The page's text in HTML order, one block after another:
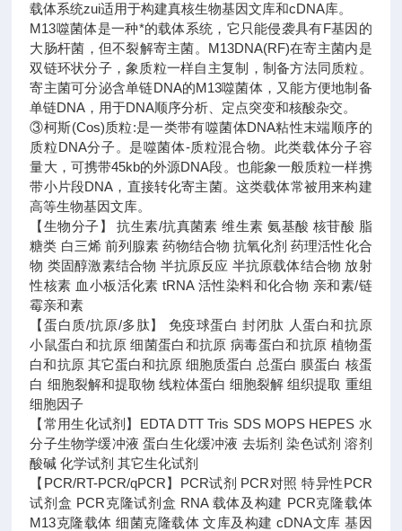
载体系统zui适用于构建真核生物基因文库和cDNA库。
M13噬菌体是一种*的载体系统，它只能侵袭具有F基因的
大肠杆菌，但不裂解寄主菌。M13DNA(RF)在寄主菌内是
双链环状分子，象质粒一样自主复制，制备方法同质粒。
寄主菌可分泌含单链DNA的M13噬菌体，又能方便地制备
单链DNA，用于DNA顺序分析、定点突变和核酸杂交。
③柯斯(Cos)质粒:是一类带有噬菌体DNA粘性末端顺序的
质粒DNA分子。是噬菌体-质粒混合物。此类载体分子容
量大，可携带45kb的外源DNA段。也能象一般质粒一样携
带小片段DNA，直接转化寄主菌。这类载体常被用来构建
高等生物基因文库。
【生物分子】 抗生素/抗真菌素 维生素 氨基酸 核苷酸 脂
糖类 白三烯 前列腺素 药物结合物 抗氧化剂 药理活性化合
物 类固醇激素结合物 半抗原反应 半抗原载体结合物 放射
性核素 血小板活化素 tRNA 活性染料和化合物 亲和素/链
霉亲和素
【蛋白质/抗原/多肽】 免疫球蛋白 封闭肽 人蛋白和抗原
小鼠蛋白和抗原 细菌蛋白和抗原 病毒蛋白和抗原 植物蛋
白和抗原 其它蛋白和抗原 细胞质蛋白 总蛋白 膜蛋白 核蛋
白 细胞裂解和提取物 线粒体蛋白 细胞裂解 组织提取 重组
细胞因子
【常用生化试剂】EDTA DTT Tris SDS MOPS HEPES 水
分子生物学缓冲液 蛋白生化缓冲液 去垢剂 染色试剂 溶剂
酸碱 化学试剂 其它生化试剂
【PCR/RT-PCR/qPCR】PCR试剂 PCR对照 特异性PCR
试剂盒 PCR克隆试剂盒 RNA 载体及构建 PCR克隆载体
M13克隆载体 细菌克隆载体 文库及构建 cDNA文库 基因